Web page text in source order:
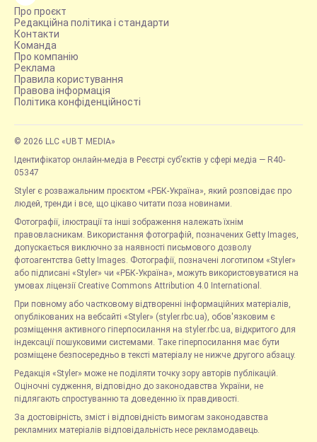
Про проєкт
Редакційна політика і стандарти
Контакти
Команда
Про компанію
Реклама
Правила користування
Правова інформація
Політика конфіденційності
© 2026 LLC «UBT MEDIA»
Ідентифікатор онлайн-медіа в Реєстрі суб’єктів у сфері медіа — R40-
05347
Styler є розважальним проєктом «РБК-Україна», який розповідає про
людей, тренди і все, що цікаво читати поза новинами.
Фотографії, ілюстрації та інші зображення належать їхнім
правовласникам. Використання фотографій, позначених Getty Images,
допускається виключно за наявності письмового дозволу
фотоагентства Getty Images. Фотографії, позначені логотипом «Styler»
або підписані «Styler» чи «РБК-Україна», можуть використовуватися на
умовах ліцензії Creative Commons Attribution 4.0 International.
При повному або частковому відтворенні інформаційних матеріалів,
опублікованих на вебсайті «Styler» (styler.rbc.ua), обов'язковим є
розміщення активного гіперпосилання на styler.rbc.ua, відкритого для
індексації пошуковими системами. Таке гіперпосилання має бути
розміщене безпосередньо в тексті матеріалу не нижче другого абзацу.
Редакція «Styler» може не поділяти точку зору авторів публікацій.
Оціночні судження, відповідно до законодавства України, не
підлягають спростуванню та доведенню їх правдивості.
За достовірність, зміст і відповідність вимогам законодавства
рекламних матеріалів відповідальність несе рекламодавець.